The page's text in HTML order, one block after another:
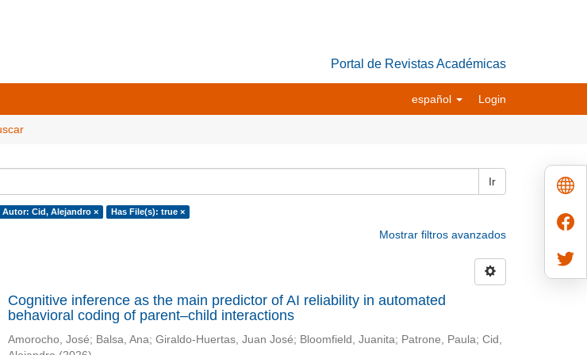
Portal de Revistas Académicas
español Login
Ir
Autor: Cid, Alejandro × Has File(s): true ×
Mostrar filtros avanzados
Cognitive inference as the main predictor of AI reliability in automated
behavioral coding of parent–child interactions
Amorocho, José; Balsa, Ana; Giraldo-Huertas, Juan José; Bloomfield, Juanita; Patrone, Paula; Cid,